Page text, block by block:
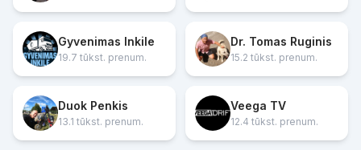
Gyvenimas Inkile
19.7 tūkst. prenum.
Dr. Tomas Ruginis
15.2 tūkst. prenum.
Duok Penkis
13.1 tūkst. prenum.
Veega TV
12.4 tūkst. prenum.